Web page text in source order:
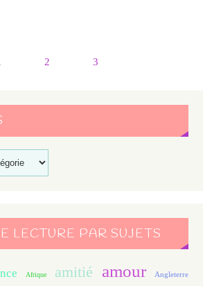
2 3
LECTURE PAR SUJETS
Afrique amitié amour Angleterre